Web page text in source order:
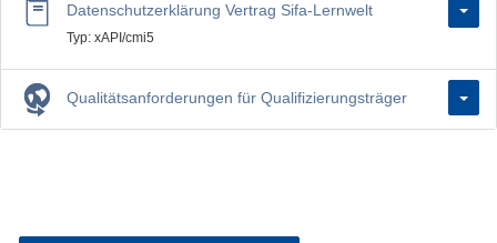
Datenschutzerklärung Vertrag Sifa-Lernwelt
Typ: xAPI/cmi5
Qualitätsanforderungen für Qualifizierungsträger